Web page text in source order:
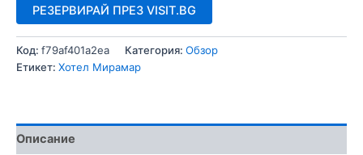
РЕЗЕРВИРАЙ ПРЕЗ VISIT.BG
Код: f79af401a2ea Категория: Обзор
Етикет: Хотел Мирамар
Описание